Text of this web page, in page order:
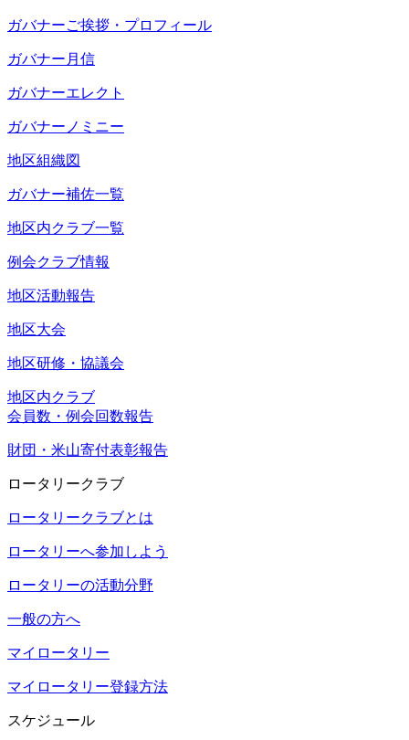
ガバナーご挨拶・プロフィール
ガバナー月信
ガバナーエレクト
ガバナーノミニー
地区組織図
ガバナー補佐一覧
地区内クラブ一覧
例会クラブ情報
地区活動報告
地区大会
地区研修・協議会
地区内クラブ
会員数・例会回数報告
財団・米山寄付表彰報告
ロータリークラブ
ロータリークラブとは
ロータリーへ参加しよう
ロータリーの活動分野
一般の方へ
マイロータリー
マイロータリー登録方法
スケジュール